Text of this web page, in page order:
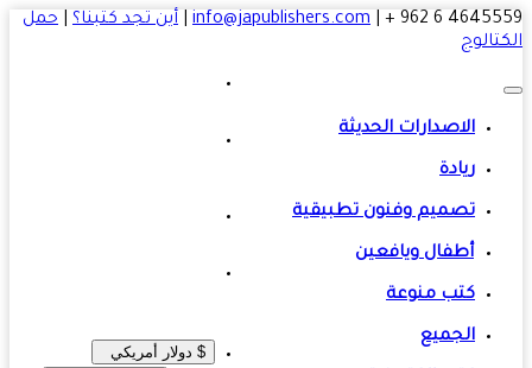
4645559 6
|
info@japublishers.com
|أين تجد كتبنا؟|حمل
$ دولار أمريكي
الاصدارات الحديثة
ريادة
تصميم وفنون تطبيقية
أطفال ويافعين
كتب منوعة
الجميع